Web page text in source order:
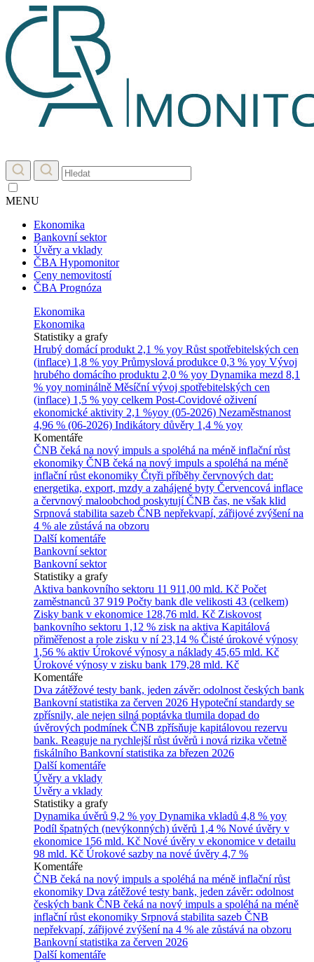
MENU
Ekonomika
Bankovní sektor
Úvěry a vklady
ČBA Hypomonitor
Ceny nemovitostí
ČBA Prognóza
Ekonomika
Ekonomika
Statistiky a grafy
Hrubý domácí produkt 2,1 % yoy Růst spotřebitelských cen
(inflace) 1,8 % yoy Průmyslová produkce 0,3 % yoy Vývoj
hrubého domácího produktu 2,0 % yoy Dynamika mezd 8,1
% yoy nominálně Měsíční vývoj spotřebitelských cen
(inflace) 1,5 % yoy celkem Post-Covidové oživení
ekonomické aktivity 2,1 %yoy (05-2026) Nezaměstnanost
4,96 % (06-2026) Indikátory důvěry 1,4 % yoy
Komentáře
ČNB čeká na nový impuls a spoléhá na méně inflační růst
ekonomiky ČNB čeká na nový impuls a spoléhá na méně
inflační růst ekonomiky Čtyři příběhy červnových dat:
energetika, export, mzdy a zahájené byty Červencová inflace
a červnový maloobchod poskytují ČNB čas, ne však klid
Srpnová stabilita sazeb ČNB nepřekvapí, zářijové zvýšení na
4 % ale zůstává na obzoru
Další komentáře
Bankovní sektor
Bankovní sektor
Statistiky a grafy
Aktiva bankovního sektoru 11 911,00 mld. Kč Počet
zaměstnanců 37 919 Počty bank dle velikosti 43 (celkem)
Zisky bank v ekonomice 128,76 mld. Kč Ziskovost
bankovního sektoru 1,12 % zisk na aktiva Kapitálová
přiměřenost a role zisku v ní 23,14 % Čisté úrokové výnosy
1,56 % aktiv Úrokové výnosy a náklady 45,65 mld. Kč
Úrokové výnosy v zisku bank 179,28 mld. Kč
Komentáře
Dva zátěžové testy bank, jeden závěr: odolnost českých bank
Bankovní statistika za červen 2026 Hypoteční standardy se
zpřísnily, ale nejen silná poptávka tlumila dopad do
úvěrových podmínek ČNB zpřísňuje kapitálovou rezervu
bank. Reaguje na rychlejší růst úvěrů i nová rizika včetně
fiskálního Bankovní statistika za březen 2026
Další komentáře
Úvěry a vklady
Úvěry a vklady
Statistiky a grafy
Dynamika úvěrů 9,2 % yoy Dynamika vkladů 4,8 % yoy
Podíl špatných (nevýkonných) úvěrů 1,4 % Nové úvěry v
ekonomice 156 mld. Kč Nové úvěry v ekonomice v detailu
98 mld. Kč Úrokové sazby na nové úvěry 4,7 %
Komentáře
ČNB čeká na nový impuls a spoléhá na méně inflační růst
ekonomiky Dva zátěžové testy bank, jeden závěr: odolnost
českých bank ČNB čeká na nový impuls a spoléhá na méně
inflační růst ekonomiky Srpnová stabilita sazeb ČNB
nepřekvapí, zářijové zvýšení na 4 % ale zůstává na obzoru
Bankovní statistika za červen 2026
Další komentáře